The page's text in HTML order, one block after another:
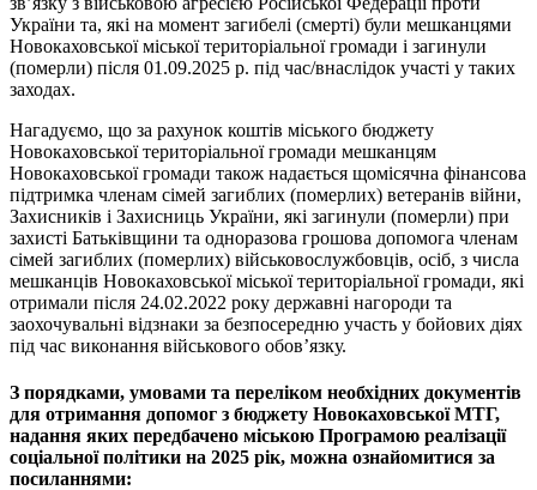
України та, які на момент загибелі (смерті) були мешканцями
Новокаховської міської територіальної громади і загинули
(померли) після 01.09.2025 р. під час/внаслідок участі у таких
заходах.
Нагадуємо, що за рахунок коштів міського бюджету
Новокаховської територіальної громади мешканцям
Новокаховської громади також надається щомісячна фінансова
підтримка членам сімей загиблих (померлих) ветеранів війни,
Захисників і Захисниць України, які загинули (померли) при
захисті Батьківщини та одноразова грошова допомога членам
сімей загиблих (померлих) військовослужбовців, осіб, з числа
мешканців Новокаховської міської територіальної громади, які
отримали після 24.02.2022 року державні нагороди та
заохочувальні відзнаки за безпосередню участь у бойових діях
під час виконання військового обов’язку.
З порядками, умовами та переліком необхідних документів
для отримання допомог з бюджету Новокаховської МТГ,
надання яких передбачено міською Програмою реалізації
соціальної політики на 2025 рік, можна ознайомитися за
посиланнями: